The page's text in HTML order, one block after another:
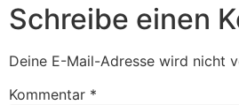
Schreibe einen
Deine E-Mail-Adresse wird nicht
Kommentar *